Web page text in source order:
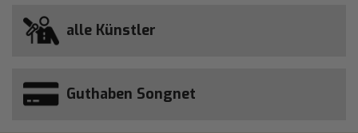
alle Künstler
Guthaben Songnet